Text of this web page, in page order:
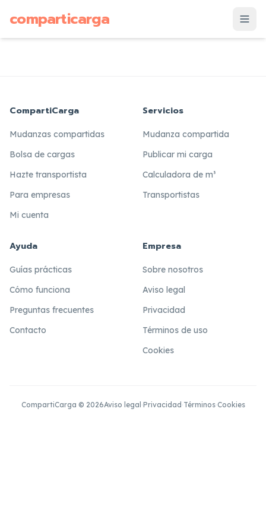
comparticarga
CompartiCarga
Mudanzas compartidas
Bolsa de cargas
Hazte transportista
Para empresas
Mi cuenta
Servicios
Mudanza compartida
Publicar mi carga
Calculadora de m³
Transportistas
Ayuda
Guías prácticas
Cómo funciona
Preguntas frecuentes
Contacto
Empresa
Sobre nosotros
Aviso legal
Privacidad
Términos de uso
Cookies
CompartiCarga © 2026Aviso legal ·Privacidad ·Términos·Cookies